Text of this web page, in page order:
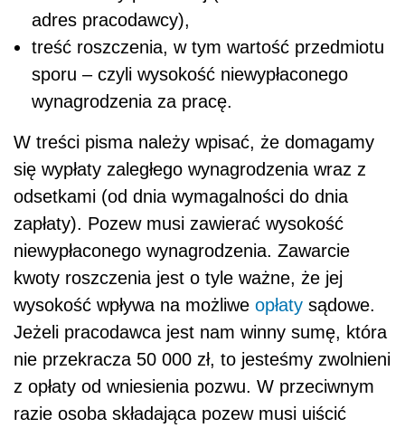
adres pracodawcy),
treść roszczenia, w tym wartość przedmiotu
sporu – czyli wysokość niewypłaconego
wynagrodzenia za pracę.
W treści pisma należy wpisać, że domagamy
się wypłaty zaległego wynagrodzenia wraz z
odsetkami (od dnia wymagalności do dnia
zapłaty). Pozew musi zawierać wysokość
niewypłaconego wynagrodzenia. Zawarcie
kwoty roszczenia jest o tyle ważne, że jej
wysokość wpływa na możliwe opłaty sądowe.
Jeżeli pracodawca jest nam winny sumę, która
nie przekracza 50 000 zł, to jesteśmy zwolnieni
z opłaty od wniesienia pozwu. W przeciwnym
razie osoba składająca pozew musi uiścić